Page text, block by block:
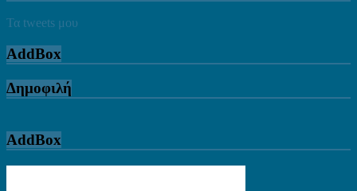
Τα tweets μου
AddBox
Δημοφιλή
AddBox